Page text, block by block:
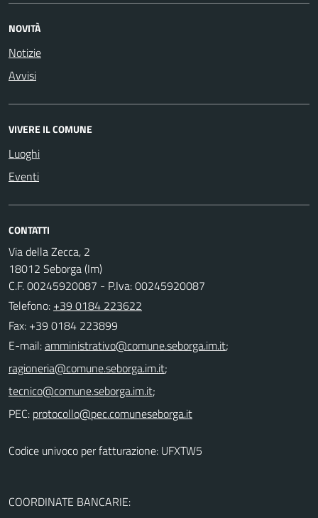
NOVITÀ
Notizie
Avvisi
VIVERE IL COMUNE
Luoghi
Eventi
CONTATTI
Via della Zecca, 2
18012 Seborga (Im)
C.F. 00245920087 - P.Iva: 00245920087
Telefono: +39 0184 223622
Fax: +39 0184 223899
E-mail:
;
;
;
PEC:
Codice univoco per fatturazione: UFXTW5
COORDINATE BANCARIE: